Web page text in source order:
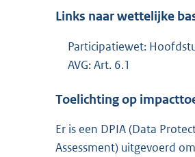
Links naar wettelijke
Participatiewet:
AVG: Art. 6.1
Toelichting op
Er is een DPIA (Data
Assessment) uitgevoerd